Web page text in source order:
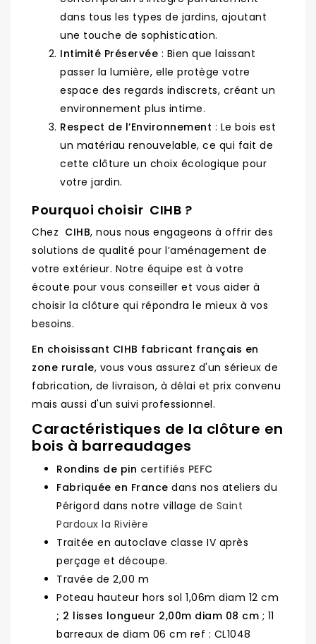
dans tous les types de jardins, ajoutant
une touche de sophistication.
Intimité Préservée : Bien que laissant
passer la lumière, elle protège votre
espace des regards indiscrets, créant un
environnement plus intime.
Respect de l’Environnement : Le bois est
un matériau renouvelable, ce qui fait de
cette clôture un choix écologique pour
votre jardin.
Pourquoi choisir CIHB ?
Chez CIHB, nous nous engageons à offrir des
solutions de qualité pour l’aménagement de
votre extérieur. Notre équipe est à votre
écoute pour vous conseiller et vous aider à
choisir la clôture qui répondra le mieux à vos
besoins.
En choisissant CIHB fabricant français en
zone rurale, vous vous assurez d'un sérieux de
fabrication, de livraison, à délai et prix convenu
mais aussi d'un suivi professionnel.
Caractéristiques de la clôture en
bois à barreaudages
Rondins de pin certifiés PEFC
Fabriquée en France dans nos ateliers du
Périgord dans notre village de Saint
Pardoux la Rivière
Traitée en autoclave classe IV après
perçage et découpe.
Travée de 2,00 m
Poteau hauteur hors sol 1,06m diam 12 cm
; 2 lisses longueur 2,00m diam 08 cm ; 11
barreaux de diam 06 cm ref : CL1048